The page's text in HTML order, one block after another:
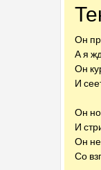
Он
А я
Он
И
Он
И
Он
Со